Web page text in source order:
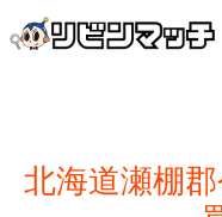
北海道瀬棚